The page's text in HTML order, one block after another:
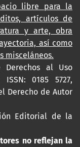
libre para la
artículos de
y arte, obra
así como
misceláneos.
Derechos al Uso
ISSN: 0185 5727,
Derecho de Autor
Editorial de la
no reflejan la